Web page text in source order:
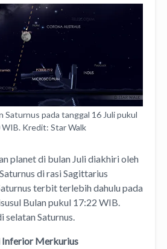
Saturnus pada tanggal 16 Juli pukul
WIB. Kredit: Star Walk
planet di bulan Juli diakhiri oleh
di rasi Sagittarius
terbit terlebih dahulu pada
Bulan pukul 17:22 WIB.
selatan Saturnus.
Inferior Merkurius